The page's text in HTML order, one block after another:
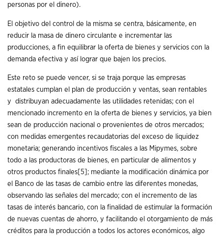
personas por el dinero).
El objetivo del control de la misma se centra, básicamente, en
reducir la masa de dinero circulante e incrementar las
producciones, a fin equilibrar la oferta de bienes y servicios con la
demanda efectiva y así lograr que bajen los precios.
Este reto se puede vencer, si se traja porque las empresas
estatales cumplan el plan de producción y ventas, sean rentables
y distribuyan adecuadamente las utilidades retenidas; con el
mencionado incremento en la oferta de bienes y servicios, ya bien
sean de producción nacional o provenientes de otros mercados;
con medidas emergentes recaudatorias del exceso de liquidez
monetaria; generando incentivos fiscales a las Mipymes, sobre
todo a las productoras de bienes, en particular de alimentos y
otros productos finales [5] ; mediante la modificación dinámica por
el Banco de las tasas de cambio entre las diferentes monedas,
observando las señales del mercado; con el incremento de las
tasas de interés bancario, con la finalidad de estimular la formación
de nuevas cuentas de ahorro, y facilitando el otorgamiento de más
créditos para la producción a todos los actores económicos, algo